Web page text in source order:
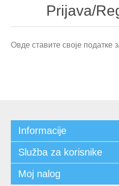
Prijava/
Овде ставите своје податке
Informacije
Služba za korisnike
Moj nalog